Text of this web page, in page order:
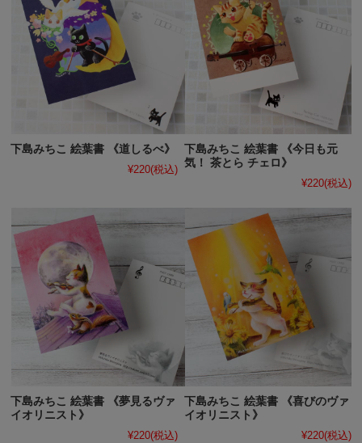
下島みちこ 絵葉書 《道しるべ》
¥220(税込)
下島みちこ 絵葉書 《今日も元
気！ 茶とら チェロ》
¥220(税込)
下島みちこ 絵葉書 《夢見るヴァ
イオリニスト》
¥220(税込)
下島みちこ 絵葉書 《喜びのヴァ
イオリニスト》
¥220(税込)